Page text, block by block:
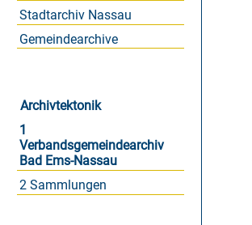
Stadtarchiv Nassau
Gemeindearchive
Archivtektonik
1
Verbandsgemeindearchiv
Bad Ems-Nassau
2 Sammlungen